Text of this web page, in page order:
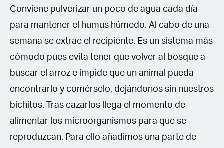
Conviene pulverizar un poco de agua cada día
para mantener el humus húmedo. Al cabo de una
semana se extrae el recipiente. Es un sistema más
cómodo pues evita tener que volver al bosque a
buscar el arroz e impide que un animal pueda
encontrarlo y comérselo, dejándonos sin nuestros
bichitos. Tras cazarlos llega el momento de
alimentar los microorganismos para que se
reproduzcan. Para ello añadimos una parte de